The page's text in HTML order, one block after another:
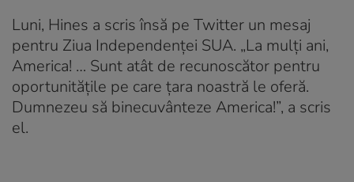
Luni, Hines a scris însă pe Twitter un mesaj
pentru Ziua Independenței SUA. „La mulți ani,
America! … Sunt atât de recunoscător pentru
oportunitățile pe care țara noastră le oferă.
Dumnezeu să binecuvânteze America!”, a scris
el.